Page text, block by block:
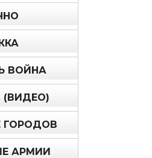
ВОЙНА
(ВИДЕО)
ГОРОДОВ
АРМИИ